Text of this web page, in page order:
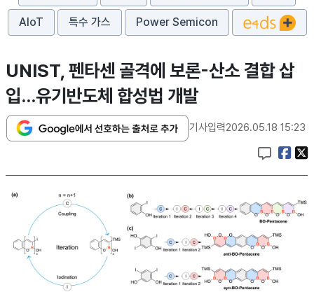
AIoT 특수 가스 Power Semicon
UNIST, 펜타센 골격에 보론-산소 결합 삽
입…유기반도체 합성법 개발
기사입력2026.05.18 15:23